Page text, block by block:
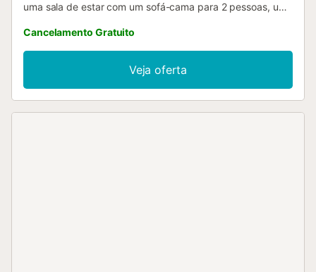
uma sala de estar com um sofá-cama para 2 pessoas, uma
bem como um WC adicional e pode, portanto, acomodar
12 pessoas. As comodidades adicionais incluem uma
televisão, uma máquina de lavar roupa, bem como livros e
brinquedos para crianças. Um berço também está
disponível. Este alojamento não dispõe de: Wi-Fi e ar
Cancelamento Gratuito
Veja oferta